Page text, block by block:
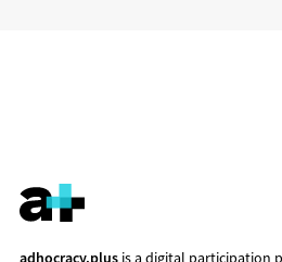
adhocracy.plusis a digital participation